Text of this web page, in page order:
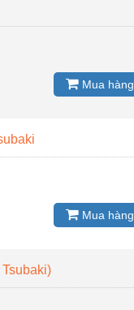
Mua hàng
Mua hàng